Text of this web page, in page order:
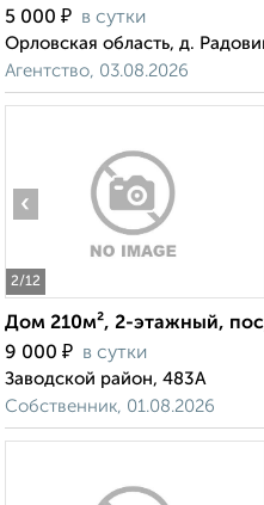
5 000 ₽ в сутки
Орловская область, д.
Агентство, 03.08.2026
2/12
‹
Дом 210м², 2-этажный,
9 000 ₽ в сутки
Заводской район, 483А
Собственник, 01.08.2026